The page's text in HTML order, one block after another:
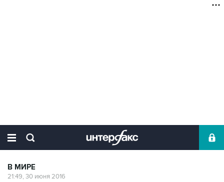
В МИРЕ
21:49, 30 июня 2016